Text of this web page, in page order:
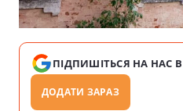
ПІДПИШІТЬСЯ НА НАС В
ДОДАТИ ЗАРАЗ